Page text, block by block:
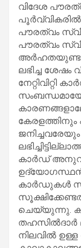
വിദേശ
പൂർവ്വികരില്‍
പൗരത്വം
പൗരത്വം
ലഭിച്ച ശേഷം
കേരളത്തിനും
കാർഡ്
ഉദ്യോഗസ്ഥൻ
കാർഡുകൾ
ചെയ്യുന്നു.
തഹസിൽദാർ
നിലവിൽ